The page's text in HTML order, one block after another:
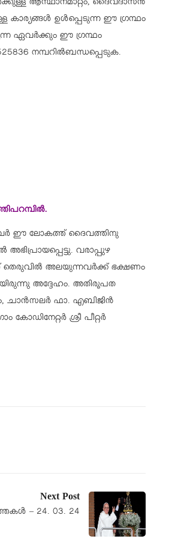
ആസ്ഥാനമാറ്റം, ദൈവദാസന്‍
കാര്യങ്ങള്‍ ഉള്‍പ്പെടുന്ന ഈ ഗ്രന്ഥം
ഏവര്‍ക്കും ഈ ഗ്രന്ഥം
നമ്പറില്‍ബന്ധപ്പെടുക.
ഈ ലോകത്ത് ദൈവത്തിനു
വരാപ്പുഴ
തെരുവിൽ അലയുന്നവർക്ക് ഭക്ഷണം
അദ്ദേഹം. അതിരൂപത
ചാൻസലർ ഫാ. എബിജിൻ
ശ്രീ പീറ്റർ
Next Post
– 24. 03. 24